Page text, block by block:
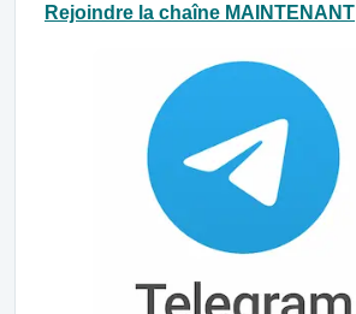
Rejoindre la chaîne MAINTENANT